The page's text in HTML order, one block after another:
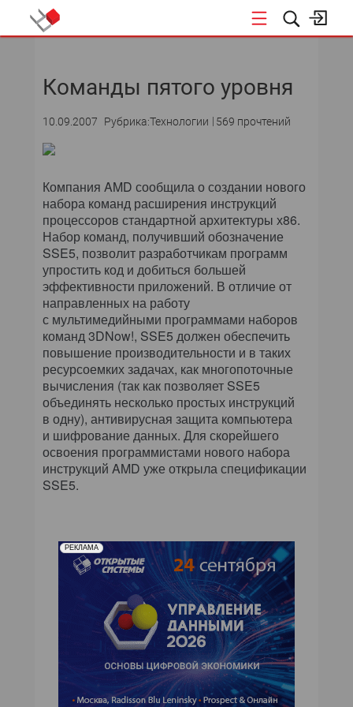
Команды пятого уровня
10.09.2007 Рубрика:Технологии 569 прочтений
Компания AMD сообщила о создании нового
набора команд расширения инструкций
процессоров стандартной архитектуры х86.
Набор команд, получивший обозначение
SSE5, позволит разработчикам программ
упростить код и добиться большей
эффективности приложений. В отличие от
направленных на работу
с мультимедийными программами наборов
команд 3DNow!, SSE5 должен обеспечить
повышение производительности и в таких
ресурсоемких задачах, как многопоточные
вычисления (так как позволяет SSE5
объединять несколько простых инструкций
в одну), антивирусная защита компьютера
и шифрование данных. Для скорейшего
освоения программистами нового набора
инструкций AMD уже открыла спецификации
SSE5.
РЕКЛАМА